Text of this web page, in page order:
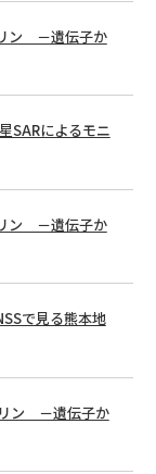
ン －遺伝子か
によるモニ
ン －遺伝子か
で見る熊本地
ン －遺伝子か